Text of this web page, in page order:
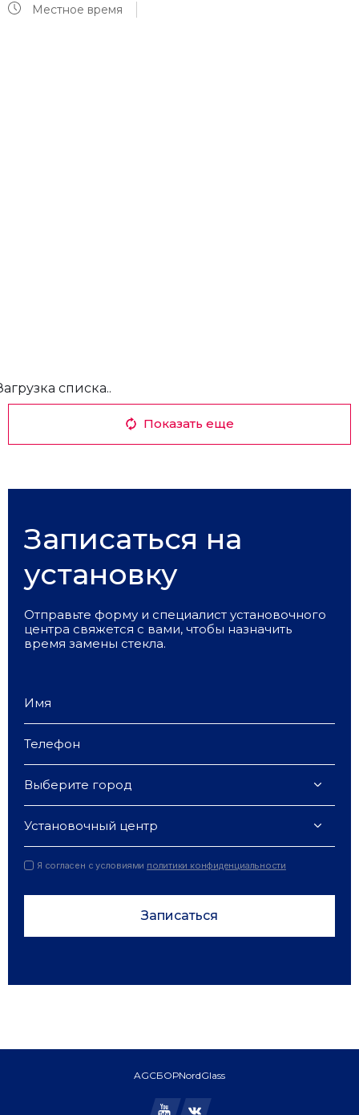
Местное время
списка..
Показать еще
Записаться на
установку
Отправьте форму и специалист установочного
центра свяжется с вами, чтобы назначить
время замены стекла.
Выберите город
Установочный центр
Я согласен с условиями политики конфиденциальности
Записаться
AGCБОРNordGlass